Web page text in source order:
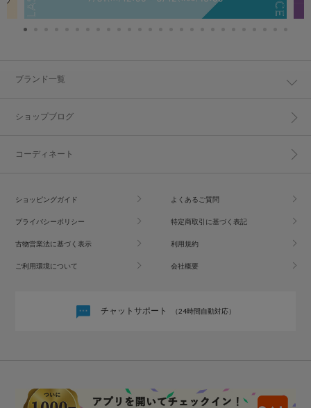
ブランド一覧
ショップブログ
コーディネート
ショッピングガイド よくあるご質問
プライバシーポリシー 特定商取引に基づく表記
古物営業法に基づく表示 利用規約
ご利用環境について 会社概要
チャットサポート （24時間自動対応）